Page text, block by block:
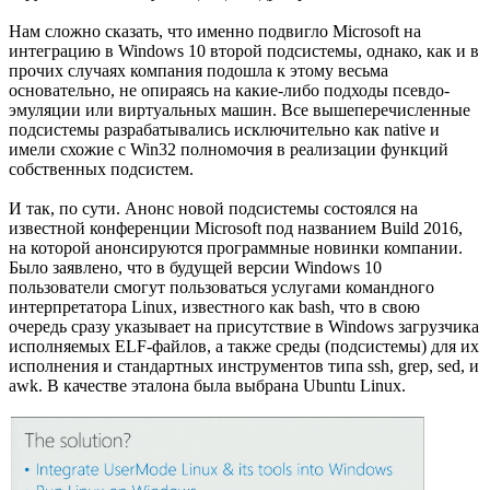
Нам сложно сказать, что именно подвигло Microsoft на
интеграцию в Windows 10 второй подсистемы, однако, как и в
прочих случаях компания подошла к этому весьма
основательно, не опираясь на какие-либо подходы псевдо-
эмуляции или виртуальных машин. Все вышеперечисленные
подсистемы разрабатывались исключительно как native и
имели схожие с Win32 полномочия в реализации функций
собственных подсистем.
И так, по сути. Анонс новой подсистемы состоялся на
известной конференции Microsoft под названием Build 2016,
на которой анонсируются программные новинки компании.
Было заявлено, что в будущей версии Windows 10
пользователи смогут пользоваться услугами командного
интерпретатора Linux, известного как bash, что в свою
очередь сразу указывает на присутствие в Windows загрузчика
исполняемых ELF-файлов, а также среды (подсистемы) для их
исполнения и стандартных инструментов типа ssh, grep, sed, и
awk. В качестве эталона была выбрана Ubuntu Linux.